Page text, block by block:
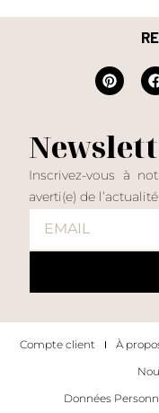
Inscrivez-vous à
averti(e) de
Compte client À
Données